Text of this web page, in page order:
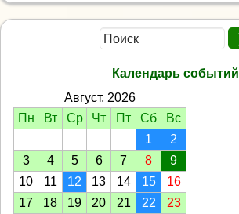
Календарь событий
Август, 2026
Пн
Вт Ср Чт Пт Сб
Вс
1
2
3
4 5 6 7 8
9
10
11 12 13 14 15
16
17
18 19 20 21 22
23